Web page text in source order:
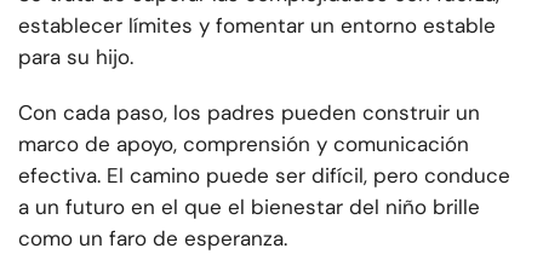
establecer límites y fomentar un entorno estable
para su hijo.
Con cada paso, los padres pueden construir un
marco de apoyo, comprensión y comunicación
efectiva. El camino puede ser difícil, pero conduce
a un futuro en el que el bienestar del niño brille
como un faro de esperanza.